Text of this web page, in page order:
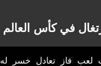
في كأس العالم 2022
لعب فاز تعادل خسر له